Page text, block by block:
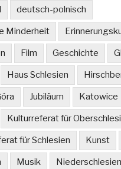
deutsch-polnisch
Minderheit
Film Geschichte
Haus Schlesien
Jubiläum Katowice
Kulturreferat für
für Schlesien Kunst
Musik Niederschlesien